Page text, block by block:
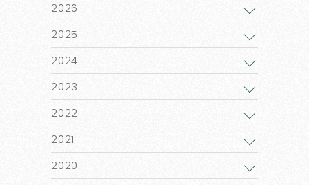
2026
2025
2024
2023
2022
2021
2020